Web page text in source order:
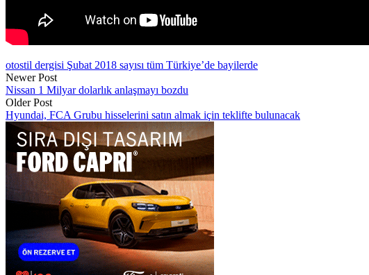
otostil dergisi Şubat 2018 sayısı tüm Türkiye’de bayilerde
Newer Post
Nissan 1 Milyar dolarlık anlaşmayı bozdu
Older Post
Hyundai, FCA Grubu hisselerini satın almak için teklifte bulunacak